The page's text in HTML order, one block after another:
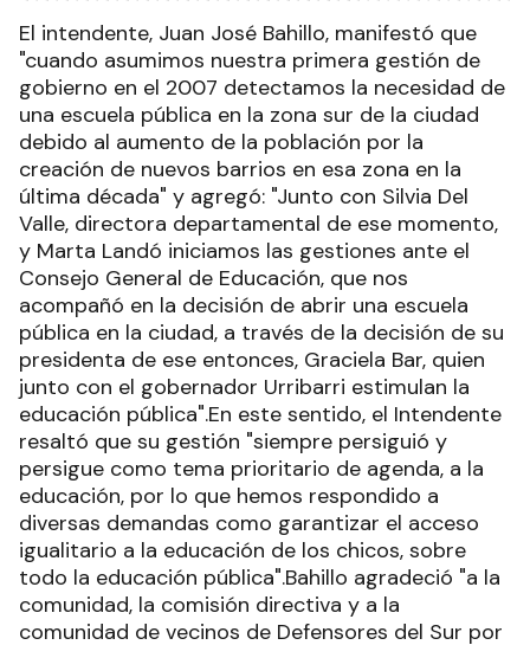
El intendente, Juan José Bahillo, manifestó que
"cuando asumimos nuestra primera gestión de
gobierno en el 2007 detectamos la necesidad de
una escuela pública en la zona sur de la ciudad
debido al aumento de la población por la
creación de nuevos barrios en esa zona en la
última década" y agregó: "Junto con Silvia Del
Valle, directora departamental de ese momento,
y Marta Landó iniciamos las gestiones ante el
Consejo General de Educación, que nos
acompañó en la decisión de abrir una escuela
pública en la ciudad, a través de la decisión de su
presidenta de ese entonces, Graciela Bar, quien
junto con el gobernador Urribarri estimulan la
educación pública".En este sentido, el Intendente
resaltó que su gestión "siempre persiguió y
persigue como tema prioritario de agenda, a la
educación, por lo que hemos respondido a
diversas demandas como garantizar el acceso
igualitario a la educación de los chicos, sobre
todo la educación pública".Bahillo agradeció "a la
comunidad, la comisión directiva y a la
comunidad de vecinos de Defensores del Sur por